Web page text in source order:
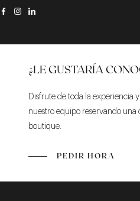
¿LE GUSTARÍA
Disfrute de toda la experiencia
nuestro equipo reservando una
boutique.
PEDIR HORA